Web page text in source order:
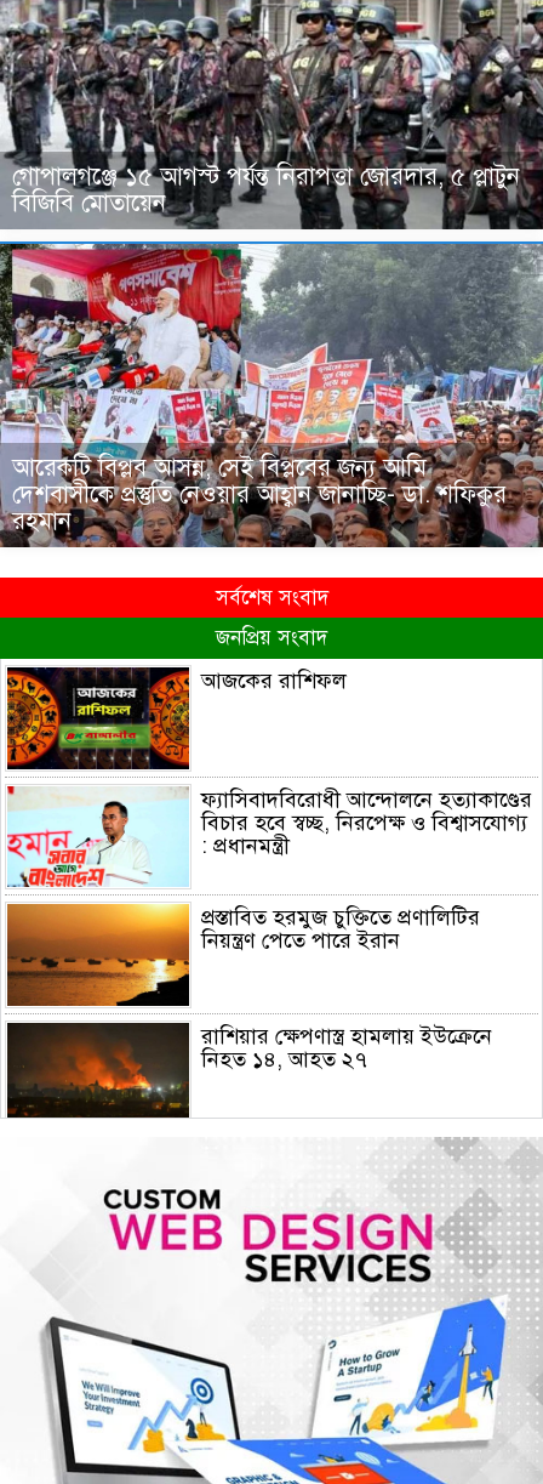
গোপালগঞ্জে ১৫ আগস্ট পর্যন্ত নিরাপত্তা জোরদার, ৫ প্লাটুন
বিজিবি মোতায়েন
আরেকটি বিপ্লব আসন্ন, সেই বিপ্লবের জন্য আমি
দেশবাসীকে প্রস্তুতি নেওয়ার আহ্বান জানাচ্ছি- ডা. শফিকুর
রহমান
সর্বশেষ সংবাদ
জনপ্রিয় সংবাদ
আজকের রাশিফল
ফ্যাসিবাদবিরোধী আন্দোলনে হত্যাকাণ্ডের
বিচার হবে স্বচ্ছ, নিরপেক্ষ ও বিশ্বাসযোগ্য
: প্রধানমন্ত্রী
প্রস্তাবিত হরমুজ চুক্তিতে প্রণালিটির
নিয়ন্ত্রণ পেতে পারে ইরান
রাশিয়ার ক্ষেপণাস্ত্র হামলায় ইউক্রেনে
নিহত ১৪, আহত ২৭
হামের উপসর্গে আরও ৫ শিশুর মৃত্যু
গোপালগঞ্জে ১৫ আগস্ট পর্যন্ত নিরাপত্তা
জোরদার, ৫ প্লাটুন বিজিবি মোতায়েন
আরেকটি বিপ্লব আসন্ন, সেই বিপ্লবের জন্য
আমি দেশবাসীকে প্রস্তুতি নেওয়ার আহ্বান
জানাচ্ছি- ডা. শফিকুর রহমান